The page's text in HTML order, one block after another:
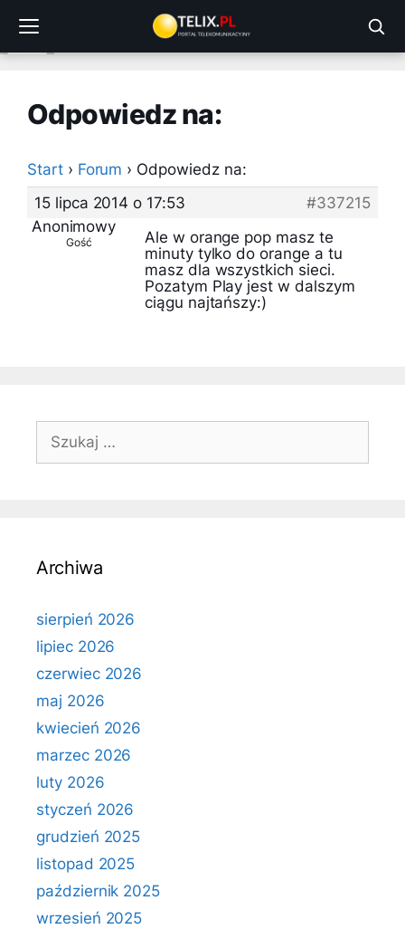
treści
Odpowiedz na:
Start › Forum › Odpowiedz na:
15 lipca 2014 o 17:53
#337215
Anonimowy
Gość
Ale w orange pop masz te
minuty tylko do orange a tu
masz dla wszystkich sieci.
Pozatym Play jest w dalszym
ciągu najtańszy:)
Szukaj:
Archiwa
sierpień 2026
lipiec 2026
czerwiec 2026
maj 2026
kwiecień 2026
marzec 2026
luty 2026
styczeń 2026
grudzień 2025
listopad 2025
październik 2025
wrzesień 2025